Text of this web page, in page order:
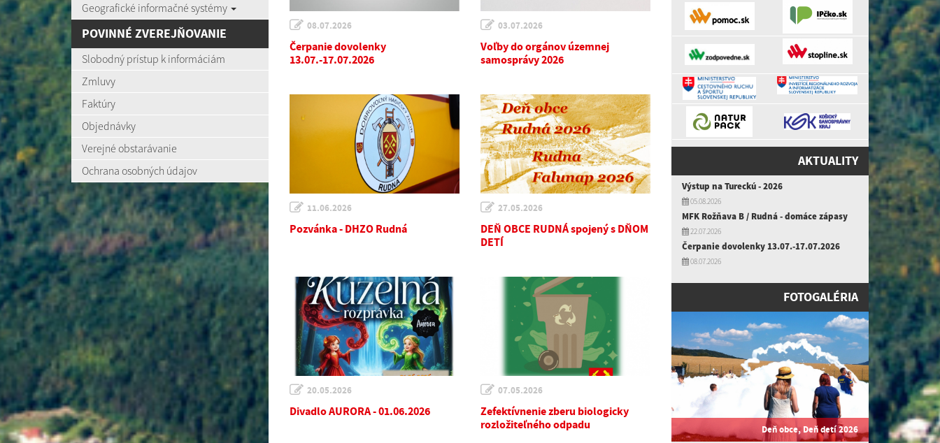
Geografické informačné systémy
POVINNÉ ZVEREJŇOVANIE
Slobodný prístup k informáciám
Zmluvy
Faktúry
Objednávky
Verejné obstarávanie
Ochrana osobných údajov
08.07.2026
Čerpanie dovolenky
13.07.-17.07.2026
03.07.2026
Voľby do orgánov územnej
samosprávy 2026
11.06.2026
Pozvánka - DHZO Rudná
27.05.2026
DEŇ OBCE RUDNÁ spojený s DŇOM
DETÍ
20.05.2026
Divadlo AURORA - 01.06.2026
07.05.2026
Zefektívnenie zberu biologicky
rozložiteľného odpadu
AKTUALITY
Výstup na Tureckú - 2026
05.08.2026
MFK Rožňava B / Rudná - domáce zápasy
22.07.2026
Čerpanie dovolenky 13.07.-17.07.2026
08.07.2026
FOTOGALÉRIA
Deň obce, Deň detí 2026